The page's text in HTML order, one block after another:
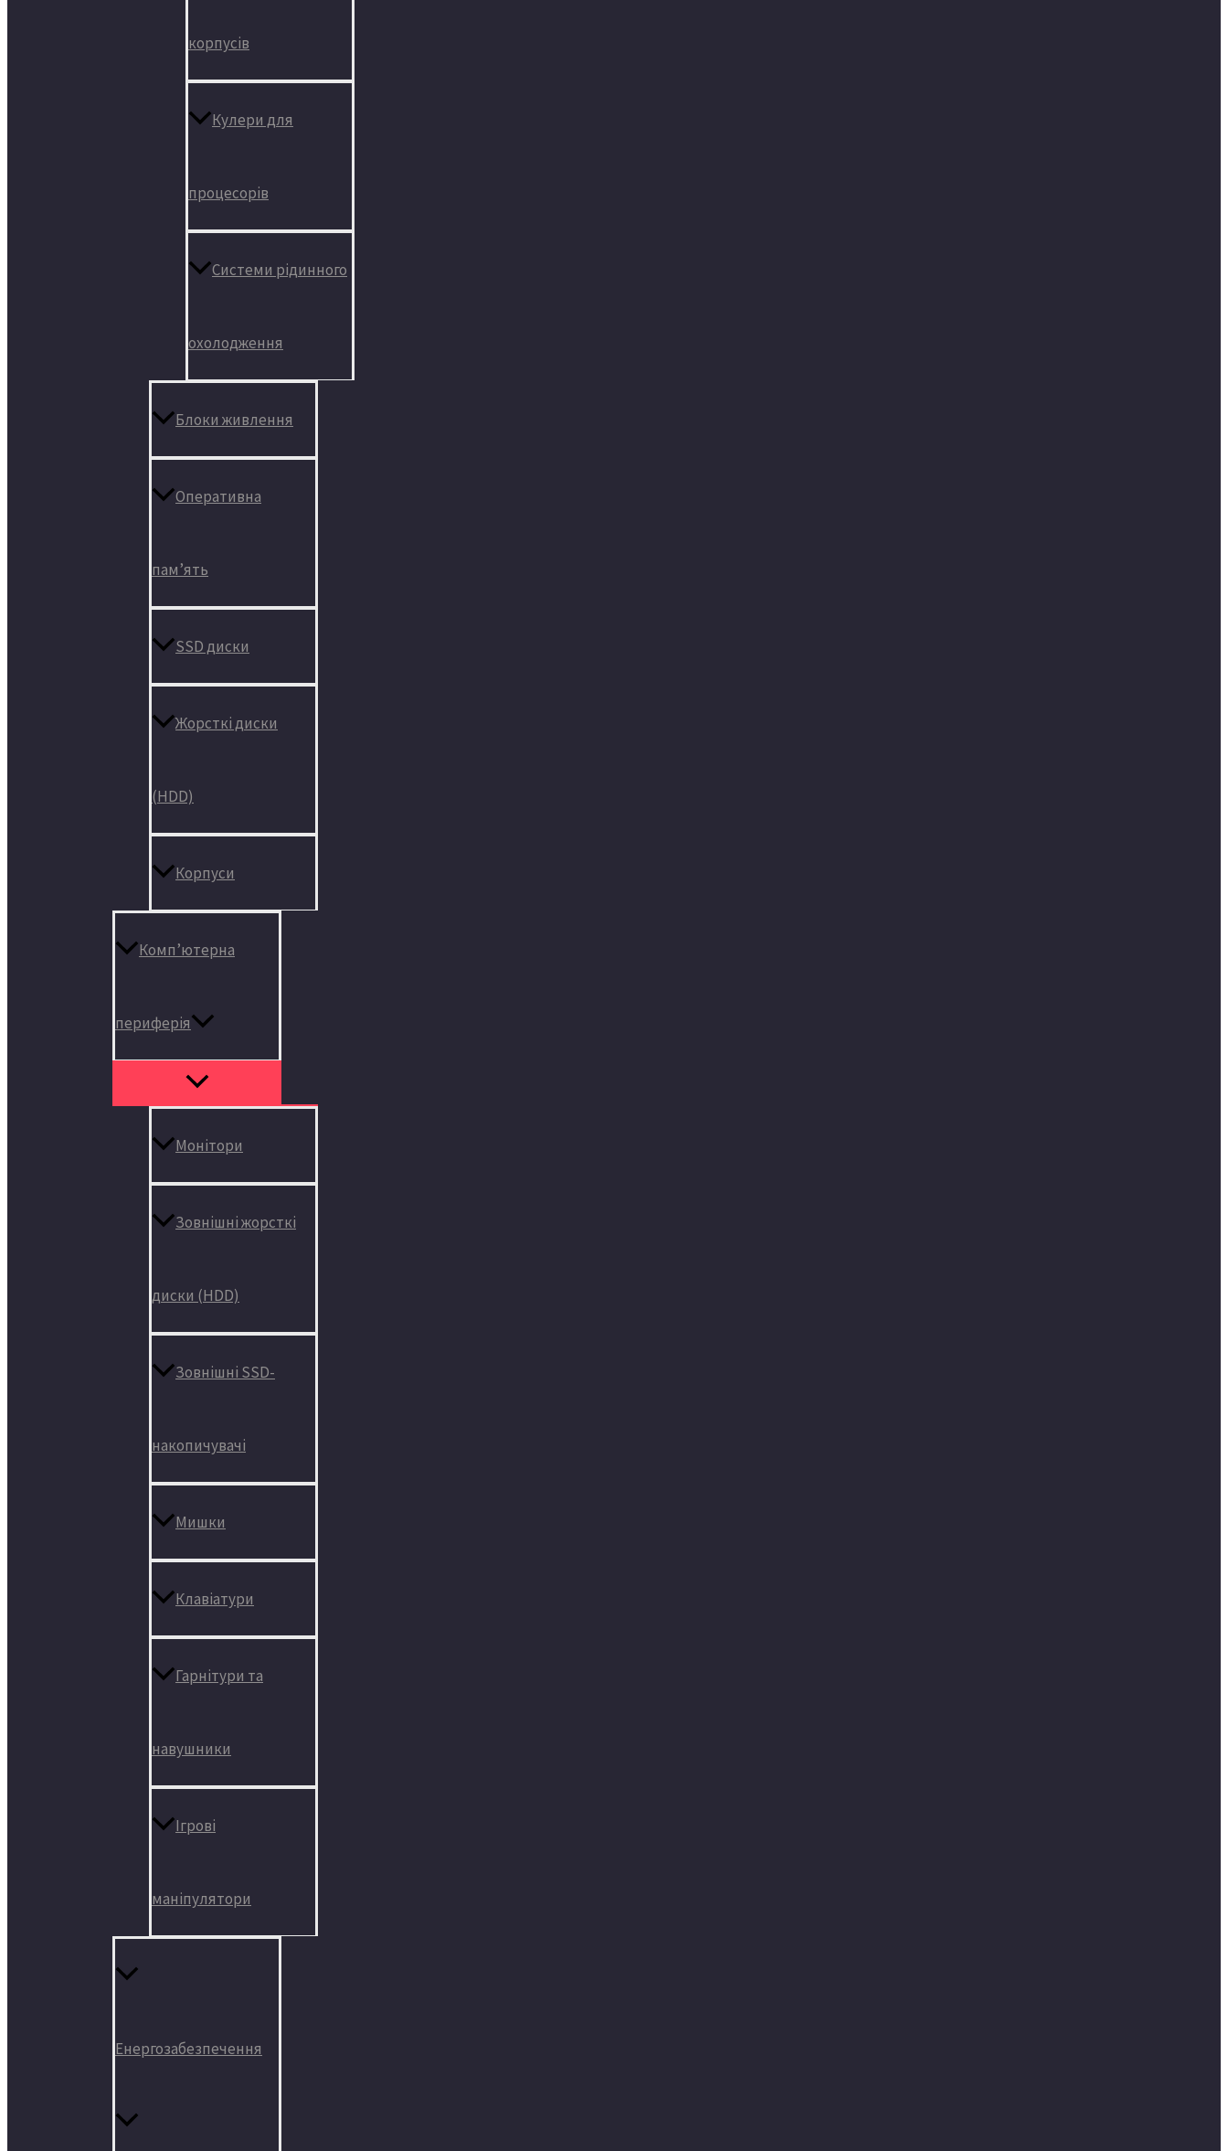
корпусів
Кулери для
процесорів
Системи рідинного
охолодження
Блоки живлення
Оперативна
пам’ять
SSD диски
Жорсткі диски
(HDD)
Корпуси
Комп’ютерна
периферія
Монітори
Зовнішні жорсткі
диски (HDD)
Зовнішні SSD-
накопичувачі
Мишки
Клавіатури
Гарнітури та
навушники
Ігрові
маніпулятори
Енергозабезпечення